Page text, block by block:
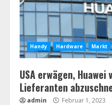
Handy Hardware Markt
USA erwägen,
Lieferanten
admin Februar 1, 2023